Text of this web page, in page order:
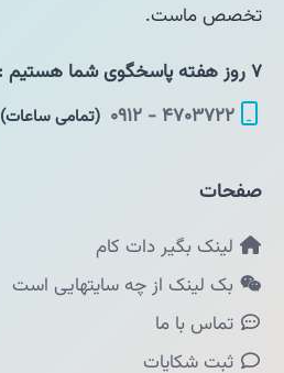
تخصص ماست.
۷ روز هفته پاسخگوی شما هستیم :
۴۷۰۳۷۲۲ - ۰۹۱۲
(تمامی ساعات)
صفحات
لینک بگیر دات کام
بک لینک از چه سایتهایی است
تماس با ما
ثبت شکایات